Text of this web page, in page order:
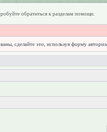
обратиться к разделам помощи.
сделайте это, используя форму